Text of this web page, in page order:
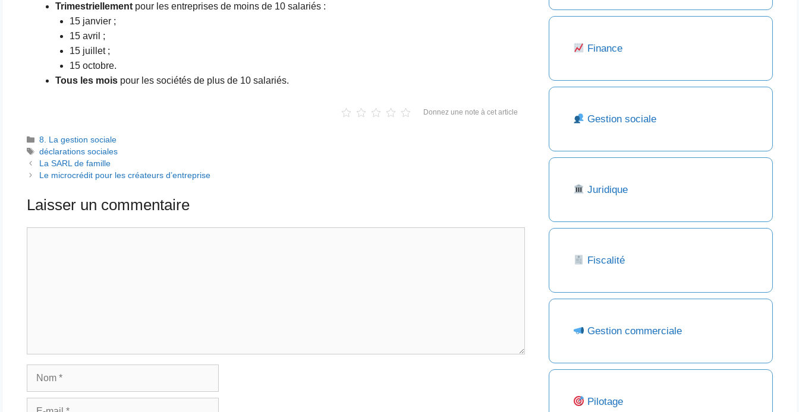
Trimestriellement pour les entreprises de moins de 10 salariés :
15 janvier ;
15 avril ;
15 juillet ;
15 octobre.
Tous les moispour les sociétés de plus de 10 salariés.
Donnez une note à cet article
Catégories
8. La gestion sociale
Étiquettes
déclarations sociales
La SARL de famille
Le microcrédit pour les créateurs d’entreprise
Laisser un commentaire
Finance
Gestion sociale
Juridique
Fiscalité
Gestion commerciale
Pilotage